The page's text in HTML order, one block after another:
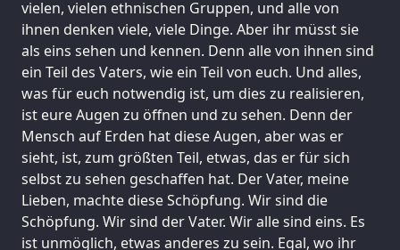
vielen, vielen ethnischen Gruppen, und alle von
ihnen denken viele, viele Dinge. Aber ihr müsst sie
als eins sehen und kennen. Denn alle von ihnen sind
ein Teil des Vaters, wie ein Teil von euch. Und alles,
was für euch notwendig ist, um dies zu realisieren,
ist eure Augen zu öffnen und zu sehen. Denn der
Mensch auf Erden hat diese Augen, aber was er
sieht, ist, zum größten Teil, etwas, das er für sich
selbst zu sehen geschaffen hat. Der Vater, meine
Lieben, machte diese Schöpfung. Wir sind die
Schöpfung. Wir sind der Vater. Wir alle sind eins. Es
ist unmöglich, etwas anderes zu sein. Egal, wo ihr